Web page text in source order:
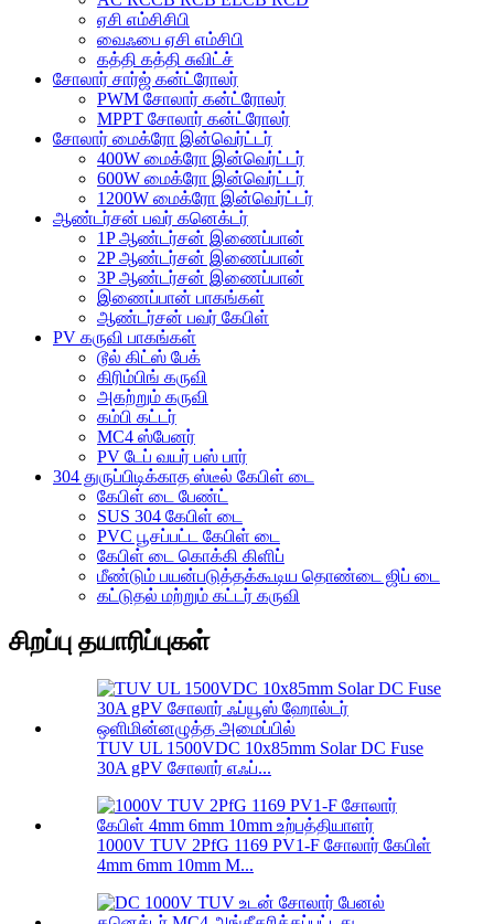
ஏசி எம்சிசிபி
வைஃபை ஏசி எம்சிபி
கத்தி கத்தி சுவிட்ச்
சோலார் சார்ஜ் கன்ட்ரோலர்
PWM சோலார் கன்ட்ரோலர்
MPPT சோலார் கன்ட்ரோலர்
சோலார் மைக்ரோ இன்வெர்ட்டர்
400W மைக்ரோ இன்வெர்ட்டர்
600W மைக்ரோ இன்வெர்ட்டர்
1200W மைக்ரோ இன்வெர்ட்டர்
ஆண்டர்சன் பவர் கனெக்டர்
1P ஆண்டர்சன் இணைப்பான்
2P ஆண்டர்சன் இணைப்பான்
3P ஆண்டர்சன் இணைப்பான்
இணைப்பான் பாகங்கள்
ஆண்டர்சன் பவர் கேபிள்
PV கருவி பாகங்கள்
டூல் கிட்ஸ் பேக்
கிரிம்பிங் கருவி
அகற்றும் கருவி
கம்பி கட்டர்
MC4 ஸ்பேனர்
PV டேப் வயர் பஸ் பார்
304 துருப்பிடிக்காத ஸ்டீல் கேபிள் டை
கேபிள் டை பேண்ட்
SUS 304 கேபிள் டை
PVC பூசப்பட்ட கேபிள் டை
கேபிள் டை கொக்கி கிளிப்
மீண்டும் பயன்படுத்தக்கூடிய தொண்டை ஜிப் டை
கட்டுதல் மற்றும் கட்டர் கருவி
சிறப்பு தயாரிப்புகள்
TUV UL 1500VDC 10x85mm Solar DC Fuse
30A gPV சோலார் எஃப்...
1000V TUV 2PfG 1169 PV1-F சோலார் கேபிள்
4mm 6mm 10mm M...